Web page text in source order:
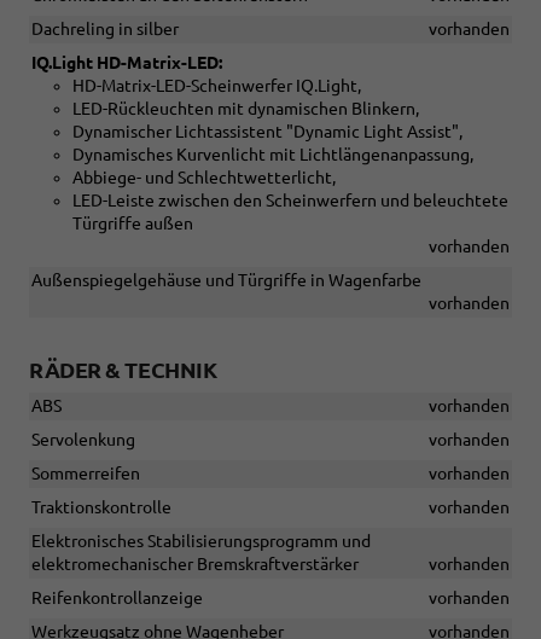
Dachreling in silber
vorhanden
IQ.Light HD-Matrix-LED:
HD-Matrix-LED-Scheinwerfer IQ.Light,
LED-Rückleuchten mit dynamischen Blinkern,
Dynamischer Lichtassistent "Dynamic Light Assist",
Dynamisches Kurvenlicht mit Lichtlängenanpassung,
Abbiege- und Schlechtwetterlicht,
LED-Leiste zwischen den Scheinwerfern und beleuchtete
Türgriffe außen
vorhanden
Außenspiegelgehäuse und Türgriffe in Wagenfarbe
vorhanden
RÄDER & TECHNIK
ABS
vorhanden
Servolenkung
vorhanden
Sommerreifen
vorhanden
Traktionskontrolle
vorhanden
Elektronisches Stabilisierungsprogramm und
elektromechanischer Bremskraftverstärker
vorhanden
Reifenkontrollanzeige
vorhanden
Werkzeugsatz ohne Wagenheber
vorhanden